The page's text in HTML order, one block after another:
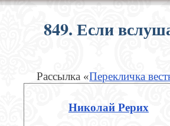
849. Если
Рассылка «Перекличка
Николай Рерих